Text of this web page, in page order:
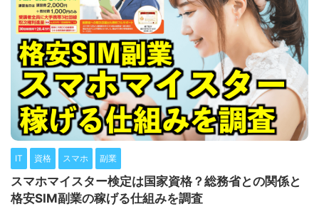
IT 資格 スマホ 副業
スマホマイスター検定は国家資格？総務省との関係と
格安SIM副業の稼げる仕組みを調査